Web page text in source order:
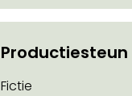
Productiesteun
Fictie